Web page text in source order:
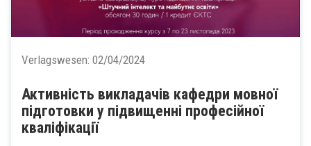
Verlagswesen: 02/04/2024
Активність викладачів кафедри мовної
підготовки у підвищенні професійної
кваліфікації